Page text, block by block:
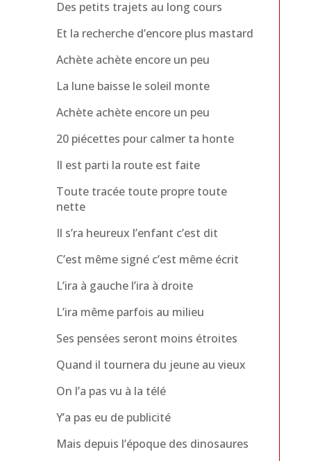
Des petits trajets au long cours
Et la recherche d’encore plus mastard
Achète achète encore un peu
La lune baisse le soleil monte
Achète achète encore un peu
20 piécettes pour calmer ta honte
Il est parti la route est faite
Toute tracée toute propre toute
nette
Il s’ra heureux l’enfant c’est dit
C’est même signé c’est même écrit
L’ira à gauche l’ira à droite
L’ira même parfois au milieu
Ses pensées seront moins étroites
Quand il tournera du jeune au vieux
On l’a pas vu à la télé
Y’a pas eu de publicité
Mais depuis l’époque des dinosaures